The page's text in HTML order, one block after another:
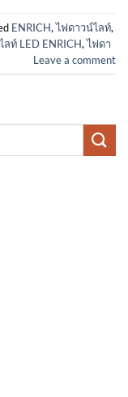
ENRICH,ไฟดาวน์ไลท์,
ท์ LED ENRICH,ไฟดา
Leave a comment